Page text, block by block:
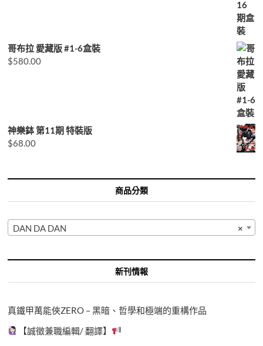
哥布拉 愛藏版 #1-6盒裝
$580.00
神樂鉢 第11期 特裝版
$68.00
商品分類
×
DAN DA DAN
新刊情報
真鐵甲萬能俠ZERO – 黑暗、哲學和極端的重構作品
【誠徵兼職編輯/ 翻譯】